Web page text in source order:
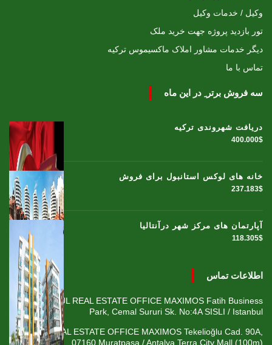
وکیل / خدمات وکیل
تور بازدید پروژه جهت خرید ملک
دیگر خدمات مشاور املاک ماکسیموس ترکیه
تماس با ما
سه فروش برتر ِ در این ماه
دریافت شهروندی ترکیه
400.000$
خانه های لوکس استانبول برای فروش
237.183$
آپارتمان های مرکز شهر درآنتالیا
118.305$
اطلاعات تماس
ISTANBUL REAL ESTATE OFFICE MAXIMOS Fatih Business
Park, Cemal Sururi Sk. No:4A SISLI / Istanbul
ANTALYA REAL ESTATE OFFICE MAXIMOS Tekelioğlu Cad. 90A,
Fener Mah., 07160 Muratpaşa / Antalya Terra City Mall (100m)